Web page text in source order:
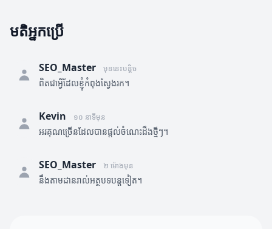
មតិអ្នកប្រើ
SEO_Master មុននេះបន្តិច
ពិតជាអ្វីដែលខ្ញុំកំពុងស្វែងរក។
Kevin ១០ នាទីមុន
អរគុណច្រើនដែលបានផ្តល់ចំណេះដឹងថ្មីៗ។
SEO_Master ២ ម៉ោងមុន
នឹងតាមដានរាល់អត្ថបទបន្តទៀត។